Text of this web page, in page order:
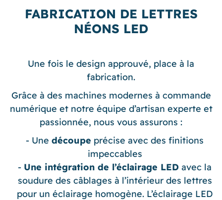
FABRICATION DE LETTRES
NÉONS LED
Une fois le design approuvé, place à la
fabrication.
Grâce à des machines modernes à commande
numérique et notre équipe d’artisan experte et
passionnée, nous vous assurons :
Une découpe précise avec des finitions
impeccables
Une intégration de l’éclairage LED avec la
soudure des câblages à l’intérieur des lettres
pour un éclairage homogène. L’éclairage LED